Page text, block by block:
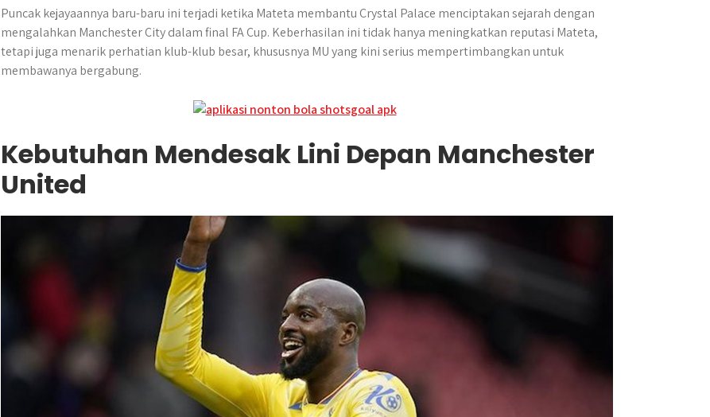
Puncak kejayaannya baru-baru ini terjadi ketika Mateta membantu Crystal Palace menciptakan sejarah dengan
mengalahkan Manchester City dalam final FA Cup. Keberhasilan ini tidak hanya meningkatkan reputasi Mateta,
tetapi juga menarik perhatian klub-klub besar, khususnya MU yang kini serius mempertimbangkan untuk
membawanya bergabung.
Kebutuhan Mendesak Lini Depan Manchester
United